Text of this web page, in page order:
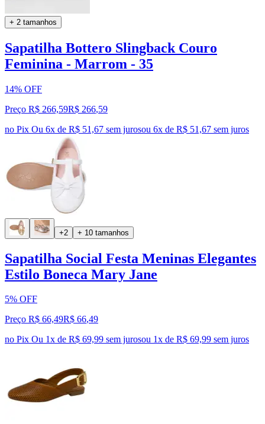
+ 2 tamanhos
Sapatilha Bottero Slingback Couro
Feminina - Marrom - 35
14% OFF
Preço R$ 266,59R$ 266,59
no Pix Ou 6x de R$ 51,67 sem jurosou 6x de R$ 51,67 sem juros
+2 + 10 tamanhos
Sapatilha Social Festa Meninas Elegantes
Estilo Boneca Mary Jane
5% OFF
Preço R$ 66,49R$ 66,49
no Pix Ou 1x de R$ 69,99 sem jurosou 1x de R$ 69,99 sem juros